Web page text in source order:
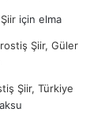
içinelma
Şiir, Güler
Şiir, Türkiye